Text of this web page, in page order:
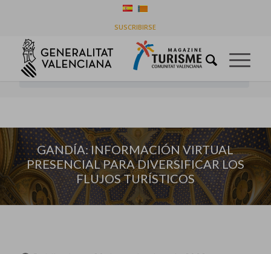
SUSCRIBIRSE
PARA DIVERSIFICAR LOS FLUJOS TURÍSTICOS
Usted está aquí: Inicio / Destinos
GANDÍA: INFORMACIÓN VIRTUAL PRESENCIAL PARA
DIVERSIFICAR LOS FLUJOS TU...
GANDÍA: INFORMACIÓN VIRTUAL
PRESENCIAL PARA DIVERSIFICAR LOS
FLUJOS TURÍSTICOS